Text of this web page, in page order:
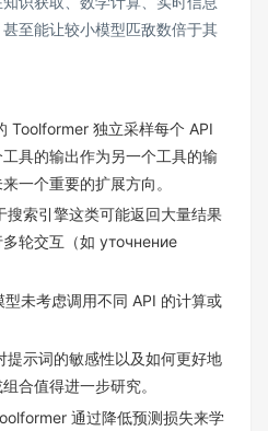
至能让较小模型匹敌数倍于其
Toolformer 独立采样每个 API
具的输出作为另一个工具的输
一个重要的扩展方向。
搜索引擎这类可能返回大量结果
轮交互（如 уточнение
型未考虑调用不同 API 的计算或
提示词的敏感性以及如何更好地
合值得进一步研究。
通过降低预测损失来学